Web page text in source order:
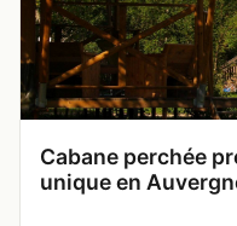
Cabane perchée
unique en